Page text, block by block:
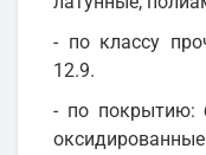
- по классу
12.9.
- по покрытию: